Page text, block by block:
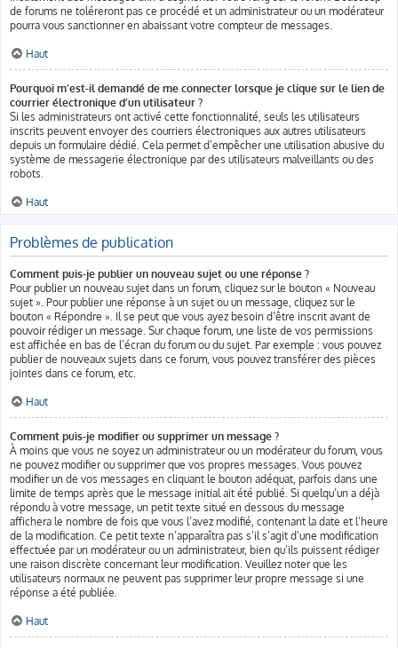
de forums ne toléreront pas ce procédé et un administrateur ou un modérateur
pourra vous sanctionner en abaissant votre compteur de messages.
Haut
Pourquoi m’est-il demandé de me connecter lorsque je clique sur le lien de
courrier électronique d’un utilisateur ?
Si les administrateurs ont activé cette fonctionnalité, seuls les utilisateurs
inscrits peuvent envoyer des courriers électroniques aux autres utilisateurs
depuis un formulaire dédié. Cela permet d’empêcher une utilisation abusive du
système de messagerie électronique par des utilisateurs malveillants ou des
robots.
Haut
Problèmes de publication
Comment puis-je publier un nouveau sujet ou une réponse ?
Pour publier un nouveau sujet dans un forum, cliquez sur le bouton « Nouveau
sujet ». Pour publier une réponse à un sujet ou un message, cliquez sur le
bouton « Répondre ». Il se peut que vous ayez besoin d’être inscrit avant de
pouvoir rédiger un message. Sur chaque forum, une liste de vos permissions
est affichée en bas de l’écran du forum ou du sujet. Par exemple : vous pouvez
publier de nouveaux sujets dans ce forum, vous pouvez transférer des pièces
jointes dans ce forum, etc.
Haut
Comment puis-je modifier ou supprimer un message ?
À moins que vous ne soyez un administrateur ou un modérateur du forum, vous
ne pouvez modifier ou supprimer que vos propres messages. Vous pouvez
modifier un de vos messages en cliquant le bouton adéquat, parfois dans une
limite de temps après que le message initial ait été publié. Si quelqu’un a déjà
répondu à votre message, un petit texte situé en dessous du message
affichera le nombre de fois que vous l’avez modifié, contenant la date et l’heure
de la modification. Ce petit texte n’apparaîtra pas s’il s’agit d’une modification
effectuée par un modérateur ou un administrateur, bien qu’ils puissent rédiger
une raison discrète concernant leur modification. Veuillez noter que les
utilisateurs normaux ne peuvent pas supprimer leur propre message si une
réponse a été publiée.
Haut